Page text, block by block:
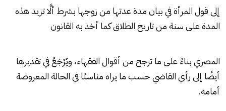
إلى قول المرأة في بيان مدة عدتها من زوجها بشرط ألَّا تزيد هذه
المدة على سنة من تاريخ الطلاق كما أخذ به القانون
المصري بناءً على ما ترجح من أقوال الفقهاء، ويُرْجَعُ في تقديرها
أيضًا إلى رأي القاضي حسب ما يراه مناسبًا في الحالة المعروضة
أمامه.